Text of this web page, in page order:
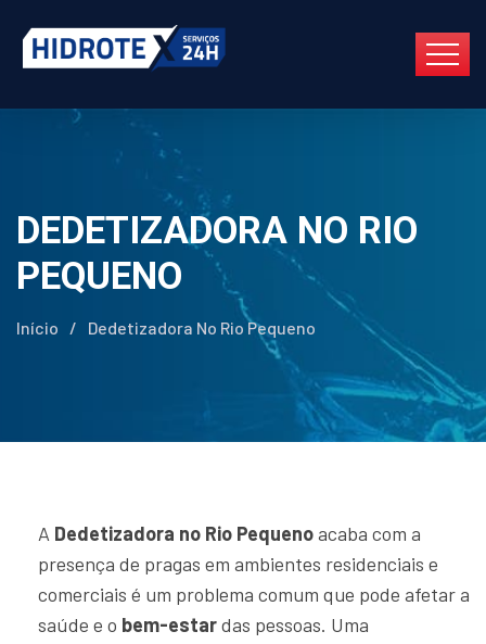
DEDETIZADORA NO RIO
PEQUENO
Início / Dedetizadora No Rio Pequeno
A Dedetizadora no Rio Pequenoacaba com a
presença de pragas em ambientes residenciais e
comerciais é um problema comum que pode afetar a
saúde e o bem-estardas pessoas. Uma